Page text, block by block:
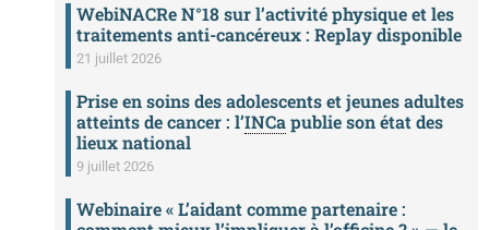
WebiNACRe N°18 sur l’activité physique et les
traitements anti-cancéreux : Replay disponible
21 juillet 2026
Prise en soins des adolescents et jeunes adultes
atteints de cancer : l’INCapublie son état des
lieux national
9 juillet 2026
Webinaire « L’aidant comme partenaire :